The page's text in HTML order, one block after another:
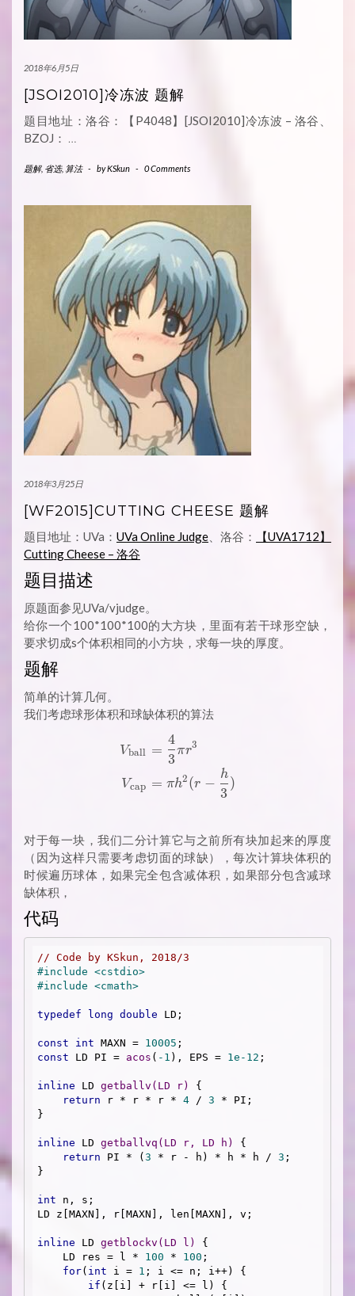
2018年6月5日
[JSOI2010]冷冻波 题解
题目地址：洛谷：【P4048】[JSOI2010]冷冻波 – 洛谷、
BZOJ： …
题解, 省选, 算法 - byKSkun - 0 Comments
2018年3月25日
[WF2015]CUTTING CHEESE 题解
题目地址：UVa： UVa Online Judge 、洛谷：
【UVA1712】
Cutting Cheese – 洛谷
题目描述
原题面参见UVa/vjudge。
给你一个100*100*100的大方块，里面有若干球形空缺，
要求切成s个体积相同的小方块，求每一块的厚度。
题解
简单的计算几何。
我们考虑球形体积和球缺体积的算法
\begin{aligned}
Vball
Vcap
=
3
4
πr3
= πh2 (r −
3
h
)
对于每一块，我们二分计算它与之前所有块加起来的厚度
（因为这样只需要考虑切面的球缺），每次计算块体积的
时候遍历球体，如果完全包含减体积，如果部分包含减球
缺体积，
代码
// Code by KSkun, 2018/3
#include <cstdio>
#include <cmath>
typedef long double LD;
const int MAXN = 10005
const LD PI = acos ( -1 ), EPS = 1e-12 ;
inline LD getballv (LD r)
{
return r * r * r * 4 / 3 * PI;
}
inline LD getballvq (LD r, LD h)
{
return PI * ( 3 * r - h) * h * h / 3 ;
}
int n, s;
LD z[MAXN], r[MAXN], len[MAXN], v;
inline LD getblockv (LD l)
{
    LD res = l *
100 * 100 ;
for( int i = 1 ; i <= n; i++) {
if (z[i] + r[i] <= l) {